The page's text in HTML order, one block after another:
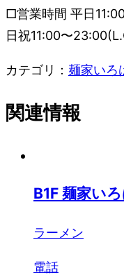
□営業時間 平日
日祝11:00〜
カテゴリ： 麺家いろ
関連情報
B1F 麺家い
ラーメン
電話